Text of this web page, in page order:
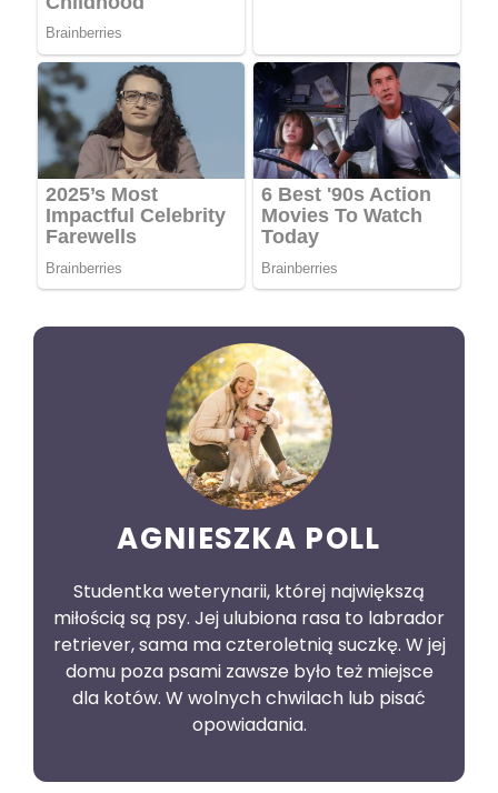
AGNIESZKA POLL
Studentka weterynarii, której największą
miłością są psy. Jej ulubiona rasa to labrador
retriever, sama ma czteroletnią suczkę. W jej
domu poza psami zawsze było też miejsce
dla kotów. W wolnych chwilach lub pisać
opowiadania.